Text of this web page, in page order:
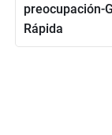
preocupación-
Rápida